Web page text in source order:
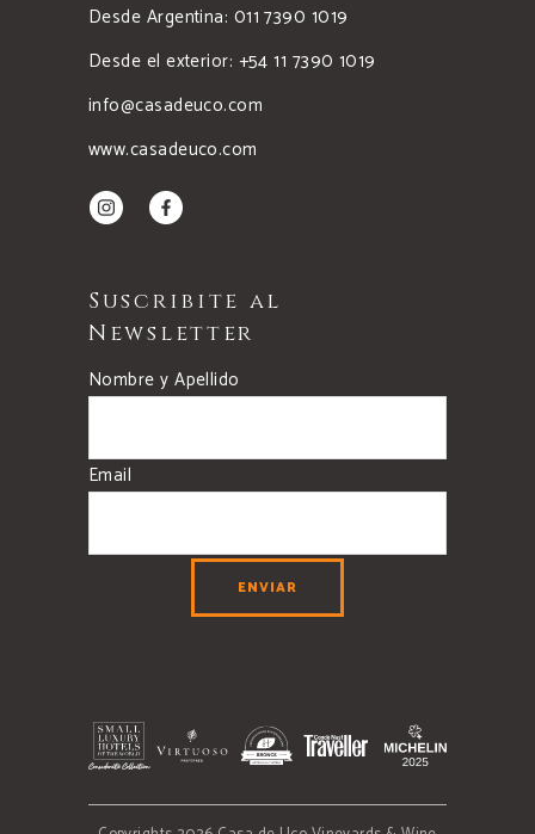
Desde Argentina: 011 7390 1019
Desde el exterior: +54 11 7390 1019
info@casadeuco.com
www.casadeuco.com
Suscribite al
Newsletter
Nombre y Apellido
Email